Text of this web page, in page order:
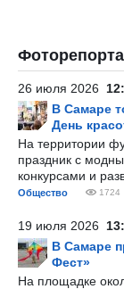
26 июля 2026
В Самаре
День
На территории
праздник с
конкурсами и
Общество 1724
19 июля 2026
В Самаре
Фест»
На площадке